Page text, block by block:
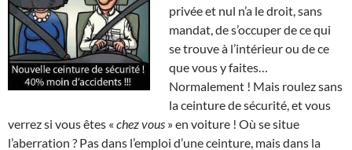
privée et nul n’a le droit, sans
mandat, de s’occuper de ce qui
se trouve à l’intérieur ou de ce
que vous y faites…
Normalement ! Mais roulez sans
la ceinture de sécurité, et vous
verrez si vous êtes « chez vous » en voiture ! Où se situe
l’aberration ? Pas dans l’emploi d’une ceinture, mais dans la